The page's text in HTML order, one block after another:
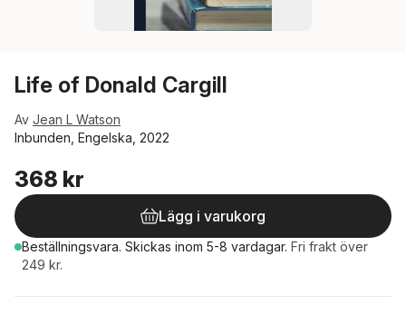
Life of Donald Cargill
Av Jean L Watson
Inbunden, Engelska, 2022
368 kr
Lägg i varukorg
Beställningsvara. Skickas inom 5-8 vardagar. Fri frakt över
249 kr.